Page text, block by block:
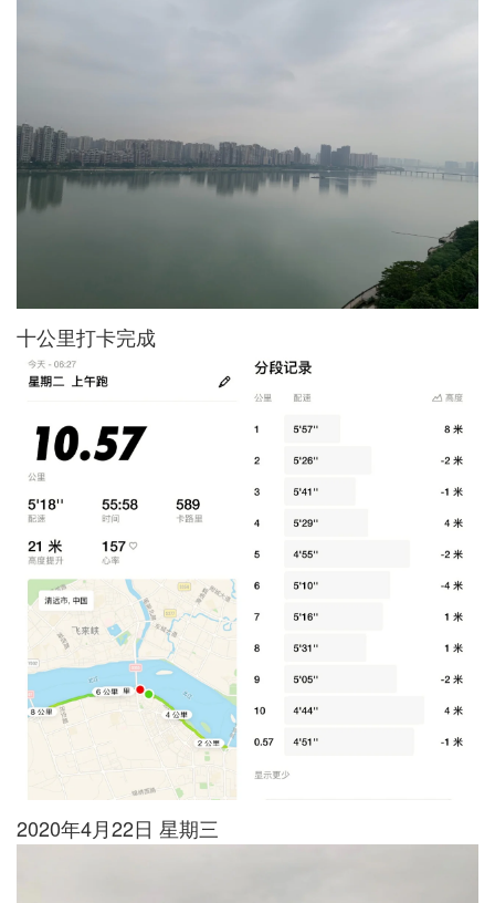
十公里打卡完成
2020年4月22日 星期三